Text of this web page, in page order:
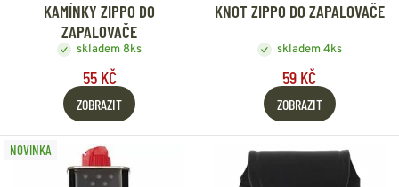
KAMÍNKY ZIPPO DO
ZAPALOVAČE
skladem 8ks
55 KČ
ZOBRAZIT
KNOT ZIPPO DO ZAPALOVAČE
skladem 4ks
59 KČ
ZOBRAZIT
NOVINKA